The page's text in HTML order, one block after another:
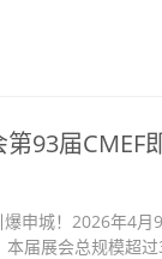
93届CMEF
申城！2026年4
本届展会总规模超